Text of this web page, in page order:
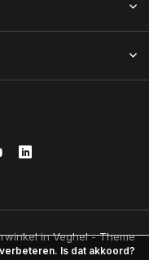
in Veghel - Theme
Is dat akkoord?